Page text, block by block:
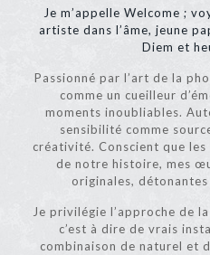
Je m’appelle Welcome ;
artiste dans l’âme, jeune
Diem et
Passionné par l’art de la
comme un cueilleur
moments inoubliables.
sensibilité comme
créativité. Conscient que
de notre histoire, mes
originales,
Je privilégie l’approche de
c’est à dire de vrais
combinaison de naturel et